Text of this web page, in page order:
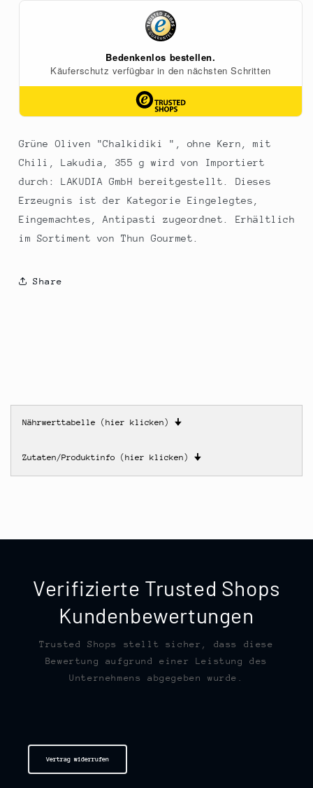
355
Lakudia,
355
Grüne Oliven "Chalkidiki ", ohne Kern, mit
Chili, Lakudia, 355 g wird von Importiert
durch: LAKUDIA GmbH bereitgestellt. Dieses
Erzeugnis ist der Kategorie Eingelegtes,
Eingemachtes, Antipasti zugeordnet. Erhältlich
im Sortiment von Thun Gourmet.
Share
Nährwerttabelle (hier klicken) 🠋
Zutaten/Produktinfo (hier klicken) 🠋
Verifizierte Trusted Shops
Kundenbewertungen
Trusted Shops stellt sicher, dass diese
Bewertung aufgrund einer Leistung des
Unternehmens abgegeben wurde.
Vertrag widerrufen